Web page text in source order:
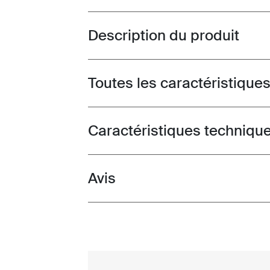
Toggle overview
Description du produit
Toggle features
Toutes les caractéristiques
Toggle techspec
Caractéristiques
Toggle overview
Avis